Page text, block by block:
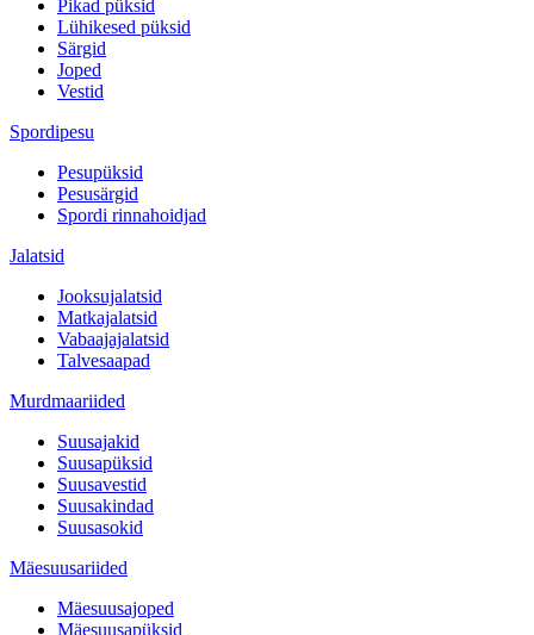
Pikad püksid
Lühikesed püksid
Särgid
Joped
Vestid
Spordipesu
Pesupüksid
Pesusärgid
Spordi rinnahoidjad
Jalatsid
Jooksujalatsid
Matkajalatsid
Vabaajajalatsid
Talvesaapad
Murdmaariided
Suusajakid
Suusapüksid
Suusavestid
Suusakindad
Suusasokid
Mäesuusariided
Mäesuusajoped
Mäesuusapüksid